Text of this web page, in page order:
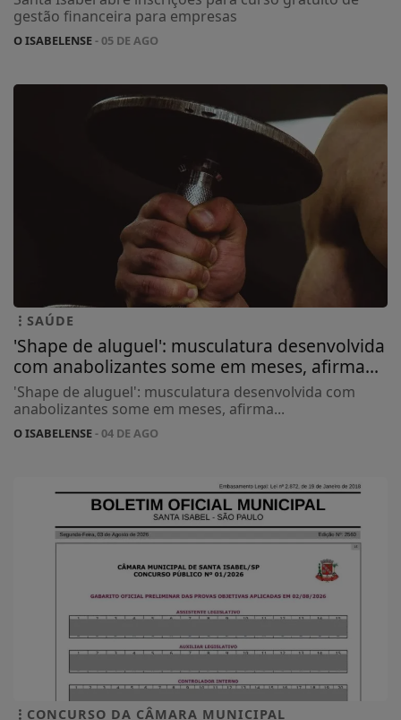
gestão financeira para empresas
O ISABELENSE- 05 DE AGO
SAÚDE
'Shape de aluguel': musculatura desenvolvida
com anabolizantes some em meses, afirma...
'Shape de aluguel': musculatura desenvolvida com
anabolizantes some em meses, afirma...
O ISABELENSE- 04 DE AGO
CONCURSO DA CÂMARA MUNICIPAL